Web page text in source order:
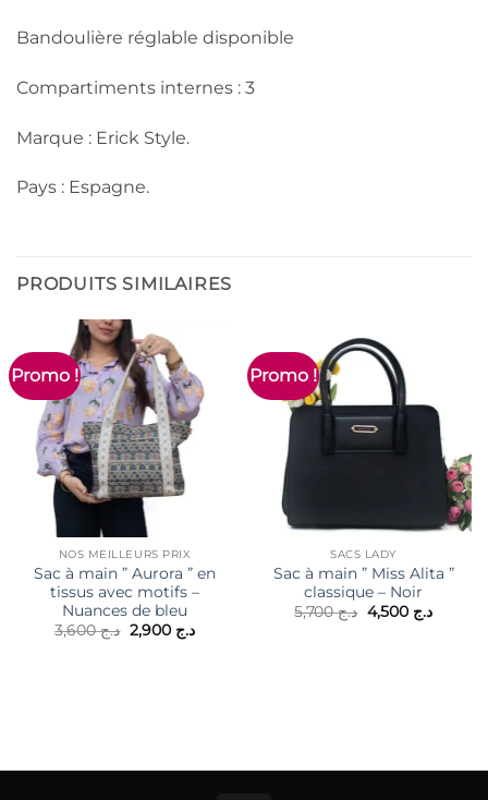
Bandoulière réglable disponible
Compartiments internes : 3
Marque : Erick Style.
Pays : Espagne.
PRODUITS SIMILAIRES
Promo !
NOS MEILLEURS PRIX
Sac à main ” Aurora ” en
tissus avec motifs –
Nuances de bleu
د.ج3,600
Le
prix
د.ج 2,900
Le
Promo !
SACS LADY
Sac à main ” Miss Alita ”
classique – Noir
د.ج5,700
Le
prix
د.ج 4,500
Le